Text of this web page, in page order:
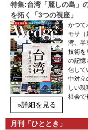
特集:台湾「麗しの島」
を拓く「3つの視座」
»詳細を見る
かつて
モサ（
湾。半
技術を
の記憶
包して
中対立
しい
社会
月刊「ひととき」